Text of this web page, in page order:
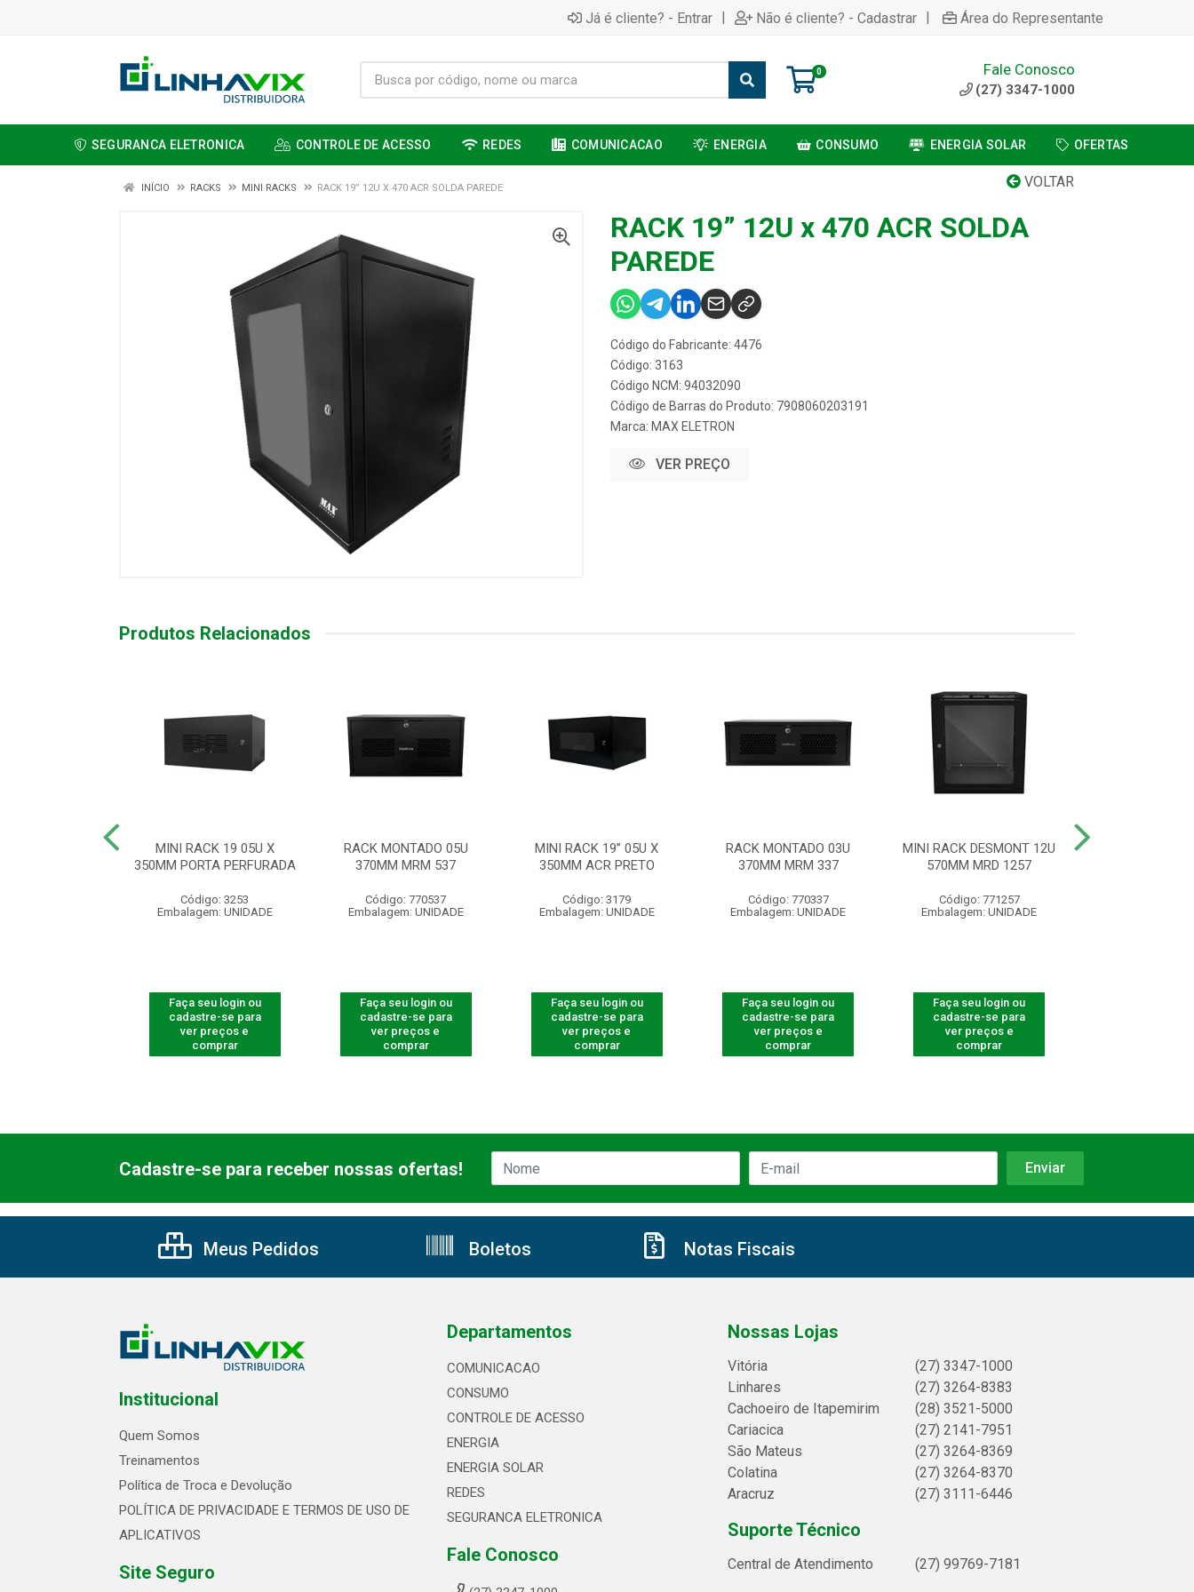
Já é cliente? - Entrar | Não é cliente? - Cadastrar | Área do Representante
0 Fale Conosco
(27) 3347-1000
SEGURANCA ELETRONICA CONTROLE DE ACESSO REDES COMUNICACAO ENERGIA CONSUMO ENERGIA SOLAR OFERTAS
VOLTAR
INÍCIO RACKS MINI RACKS RACK 19” 12U X 470 ACR SOLDA PAREDE
RACK 19” 12U x 470 ACR SOLDA
PAREDE
Código do Fabricante: 4476
Código: 3163
Código NCM: 94032090
Código de Barras do Produto: 7908060203191
Marca: MAX ELETRON
VER PREÇO
Produtos Relacionados
MINI RACK 19 05U X
350MM PORTA PERFURADA
Código: 3253
Embalagem: UNIDADE
Faça seu login ou
cadastre-se para
ver preços e
comprar
RACK MONTADO 05U
370MM MRM 537
Código: 770537
Embalagem: UNIDADE
Faça seu login ou
cadastre-se para
ver preços e
comprar
MINI RACK 19” 05U X
350MM ACR PRETO
Código: 3179
Embalagem: UNIDADE
Faça seu login ou
cadastre-se para
ver preços e
comprar
RACK MONTADO 03U
370MM MRM 337
Código: 770337
Embalagem: UNIDADE
Faça seu login ou
cadastre-se para
ver preços e
comprar
MINI RACK DESMONT 12U
570MM MRD 1257
Código: 771257
Embalagem: UNIDADE
Faça seu login ou
cadastre-se para
ver preços e
comprar
Cadastre-se para receber nossas ofertas!
Meus Pedidos Boletos Notas Fiscais
Institucional
Quem Somos
Treinamentos
Política de Troca e Devolução
POLÍTICA DE PRIVACIDADE E TERMOS DE USO DE
APLICATIVOS
Site Seguro
Departamentos
COMUNICACAO
CONSUMO
CONTROLE DE ACESSO
ENERGIA
ENERGIA SOLAR
REDES
SEGURANCA ELETRONICA
Fale Conosco
Nossas Lojas
Vitória
(27) 3347-1000
Linhares
(27) 3264-8383
Cachoeiro de Itapemirim
(28) 3521-5000
Cariacica
(27) 2141-7951
São Mateus
(27) 3264-8369
Colatina
(27) 3264-8370
Aracruz
(27) 3111-6446
Suporte Técnico
Central de Atendimento (27) 99769-7181